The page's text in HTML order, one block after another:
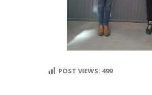
POST VIEWS: 499